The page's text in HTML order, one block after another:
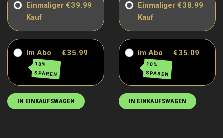
Einmaliger
Kauf
€39.99
Im Abo
10%
SPAREN
€35.99
IN EINKAUFSWAGEN
Einmaliger
Kauf
€38.99
Im Abo
10%
SPAREN
€35.09
IN EINKAUFSWAGEN